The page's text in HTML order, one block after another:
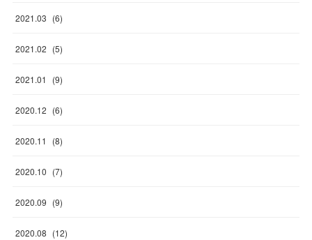
2021.03 (6)
2021.02 (5)
2021.01 (9)
2020.12 (6)
2020.11 (8)
2020.10 (7)
2020.09 (9)
2020.08 (12)